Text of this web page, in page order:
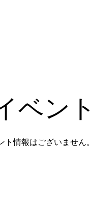
ベント
情報はございません。